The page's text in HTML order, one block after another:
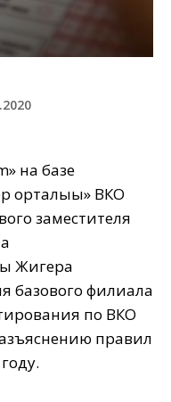
на базе
орталығы» ВКО
заместителя
Жигера
базового филиала
по ВКО
правил